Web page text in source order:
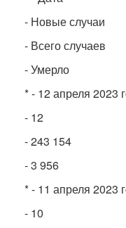
- Новые случаи
- Всего случаев
- Умерло
* - 12 апреля 2023
- 12
- 243 154
- 3 956
* - 11 апреля 2023
- 10